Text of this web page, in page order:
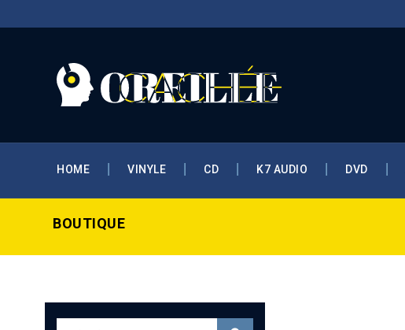
HOME VINYLE CD K7 AUDIO DVD
BOUTIQUE